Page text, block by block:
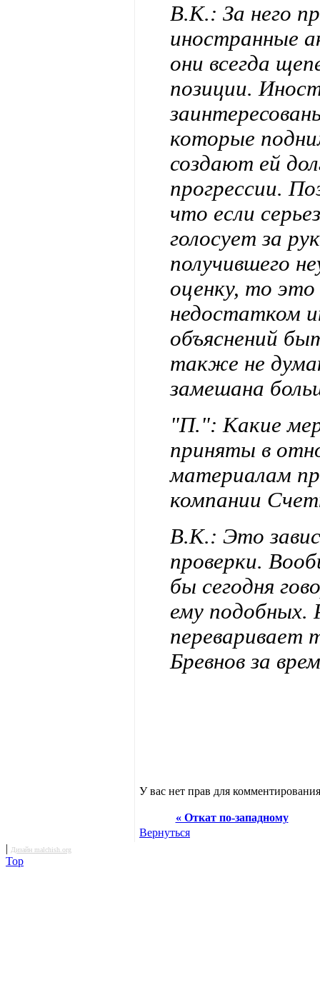
В.К.: За него
иностранные
они всегда
позиции.
которые
создают ей
прогрессии.
что если
голосует за
получившего
оценку, то это
недостатком
объяснений
также не
замешана
"П.": Какие
приняты в
материалам
компании
В.К.: Это
проверки.
бы сегодня
ему
переваривает
Бревнов за
У вас нет прав для
« Откат по-западному
Вернуться
| Дизайн malchish.org
Top